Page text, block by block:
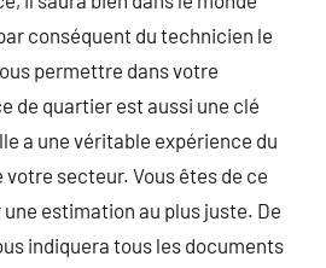
conséquent du technicien le
permettre dans votre
de quartier est aussi une clé
a une véritable expérience du
secteur. Vous êtes de ce
estimation au plus juste. De
indiquera tous les documents